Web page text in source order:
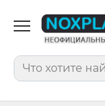
содержанию